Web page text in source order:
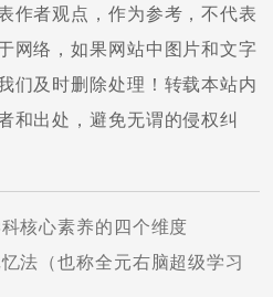
作者观点，作为参考，不代表
网络，如果网站中图片和文字
们及时删除处理！转载本站内
和出处，避免无谓的侵权纠
核心素养的四个维度
法（也称全元右脑超级学习